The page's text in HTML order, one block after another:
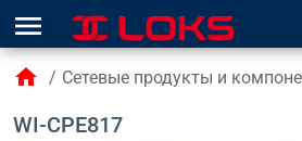
menu
home / Сетевые продукты и
WI-CPE817